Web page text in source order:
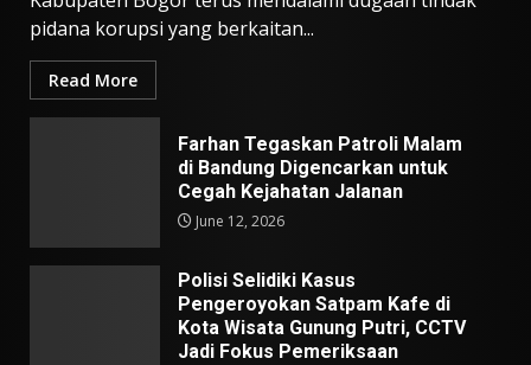
pidana korupsi yang berkaitan...
Read More
Farhan Tegaskan Patroli Malam
di Bandung Digencarkan untuk
Cegah Kejahatan Jalanan
June 12, 2026
Polisi Selidiki Kasus
Pengeroyokan Satpam Kafe di
Kota Wisata Gunung Putri, CCTV
Jadi Fokus Pemeriksaan